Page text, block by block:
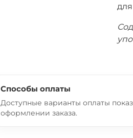
Способы оплаты
Доступные варианты оплаты
оформлении заказа.